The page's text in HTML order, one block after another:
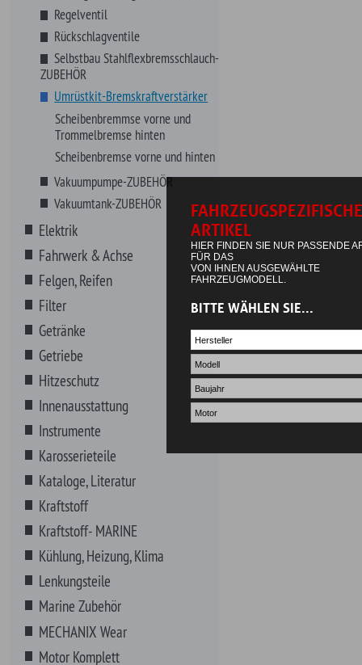
Scheibenbremse vorne und hinten
Vakuumpumpe-ZUBEHÖR
Vakuumtank-ZUBEHÖR
Elektrik
Fahrwerk & Achse
Felgen, Reifen
Filter
Getränke
Getriebe
Hitzeschutz
Innenausstattung
Karosserieteile
Kataloge, Literatur
Kraftstoff
Kraftstoff- MARINE
Kühlung, Heizung, Klima
Marine Zubehör
MECHANIX Wear
Motor Komplett
Motorenteile
Non-Automotive
NOS Systeme
Schmierstoffe
Schrauben, Fittings, Klips
Sortimente
VHT Farben
Werkzeuge